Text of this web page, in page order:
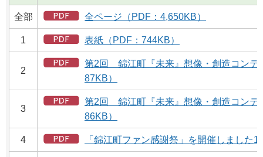
全部 全ページ（PDF：4,650KB）
1 表紙（PDF：744KB）
2
第2回 錦江町『未来』想像・創造コンテ
87KB）
3
第2回 錦江町『未来』想像・創造コンテ
86KB）
4 「錦江町ファン感謝祭」を開催しました